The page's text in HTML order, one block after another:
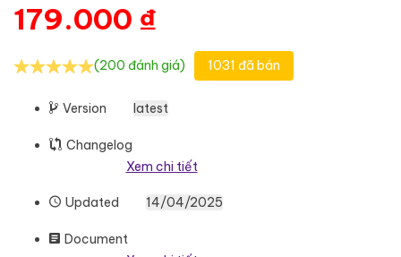
179.000 ₫
(200 đánh giá) 1031 đã bán
Version latest
Changelog
Xem chi tiết
Updated 14/04/2025
Document